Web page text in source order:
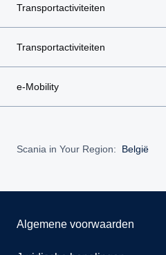
Transportactiviteiten
Transportactiviteiten
e-Mobility
Scania in Your Region: België
Algemene voorwaarden